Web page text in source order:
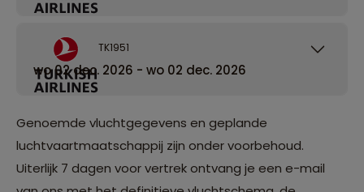
TK1951
wo 02 dec. 2026 - wo 02 dec. 2026
Genoemde vluchtgegevens en geplande
luchtvaartmaatschappij zijn onder voorbehoud.
Uiterlijk 7 dagen voor vertrek ontvang je een e-mail